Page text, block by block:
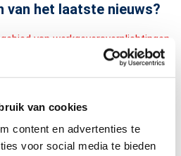
van cookies
content en advertenties te
voor social media te bieden
van het laatste nieuws?
van werkgeversverplichtingen
Frankrijk, het Verenigd Koninkrijk
me in! >